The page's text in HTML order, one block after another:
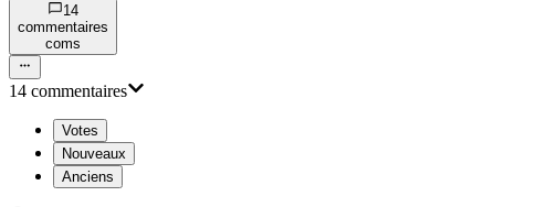
14
commentaires
coms
14 commentaires
Votes
Nouveaux
Anciens